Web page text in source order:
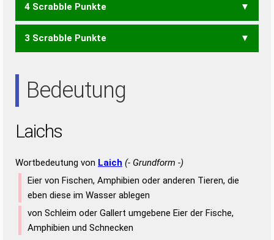
ALIS HAIS LIAS LISA
4 Scrabble Punkte
AHS ALI ALS HAI HIS
3 Scrabble Punkte
Bedeutung
Laichs
Wortbedeutung von Laich (- Grundform -)
Eier von Fischen, Amphibien oder anderen Tieren, die
eben diese im Wasser ablegen
von Schleim oder Gallert umgebene Eier der Fische,
Amphibien und Schnecken